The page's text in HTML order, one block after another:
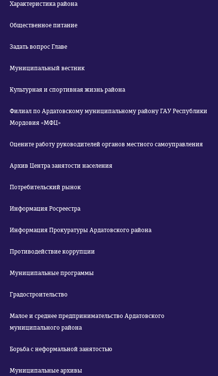
Характеристика района
Общественное питание
Задать вопрос Главе
Муниципальный вестник
Культурная и спортивная жизнь района
Филиал по Ардатовскому муниципальному району ГАУ Республики
Мордовия «МФЦ»
Оцените работу руководителей органов местного самоуправления
Архив Центра занятости населения
Потребительский рынок
Информация Росреестра
Информация Прокуратуры Ардатовского района
Противодействие коррупции
Муниципальные программы
Градостроительство
Малое и среднее предпринимательство Ардатовского
муниципального района
Борьба с неформальной занятостью
Муниципальные архивы